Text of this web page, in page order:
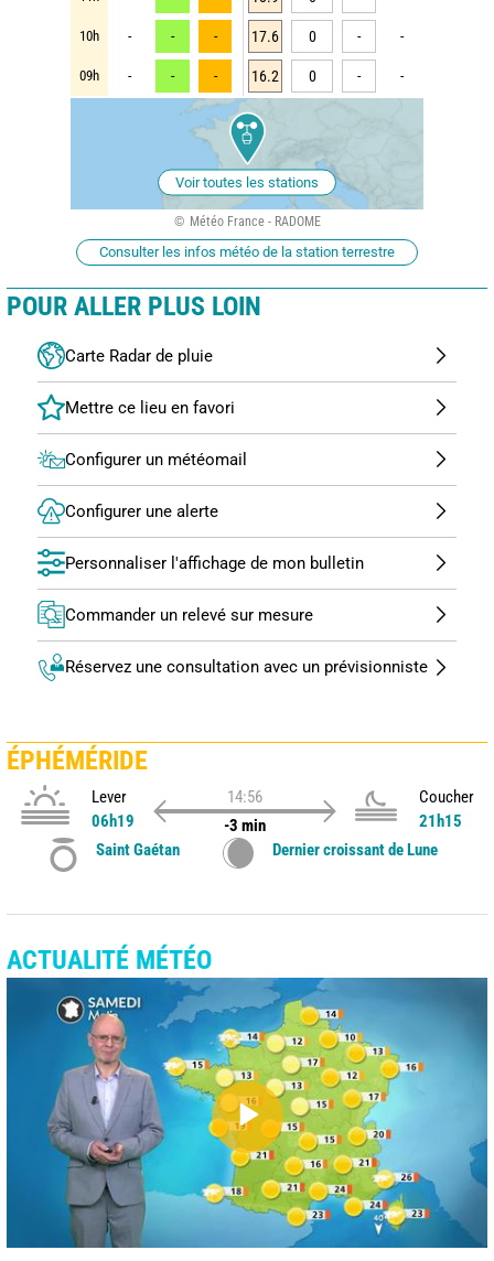
10h - - - 17.6 0 - -
09h - - - 16.2 0 - -
Voir toutes les stations
Météo France - RADOME
Consulter les infos météo de la station terrestre
POUR ALLER PLUS LOIN
Carte Radar de pluie
Configurer un météomail
Configurer une alerte
Personnaliser l'affichage de mon bulletin
Commander un relevé sur mesure
Réservez une consultation avec un prévisionniste
ÉPHÉMÉRIDE
Lever
06h19
14:56
-3 min
Coucher
21h15
Saint Gaétan
Dernier croissant de Lune
ACTUALITÉ MÉTÉO